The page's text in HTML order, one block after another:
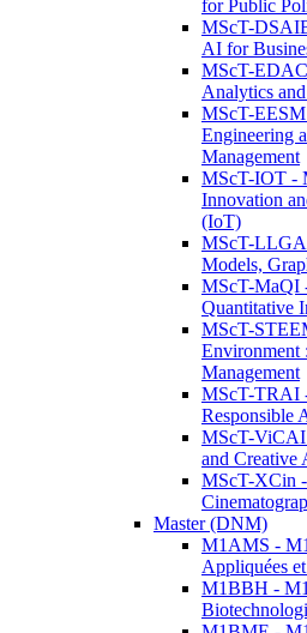
for Public
MScT-
AI for
MScT-
Analytics
MScT-
Engineering
Management
MScT-IOT -
Innovation
(IoT)
MScT-LLGA
Models,
MScT-MaQI
Quantitative
MScT-
Environment
Management
MScT-TRAI
Responsible
MScT-ViCAI
and Creative
MScT-XCin
Master (DNM)
M1AMS -
Appliquées
M1BBH -